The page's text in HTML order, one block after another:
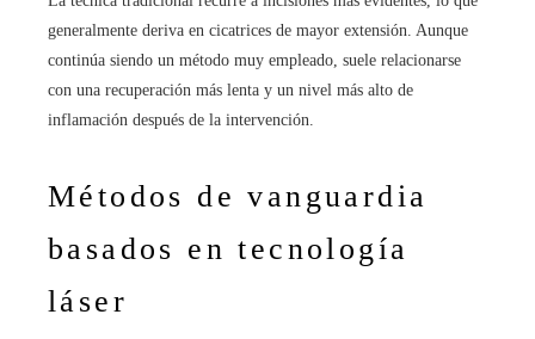
generalmente deriva en cicatrices de mayor extensión. Aunque
continúa siendo un método muy empleado, suele relacionarse
con una recuperación más lenta y un nivel más alto de
inflamación después de la intervención.
Métodos de vanguardia
basados en tecnología
láser